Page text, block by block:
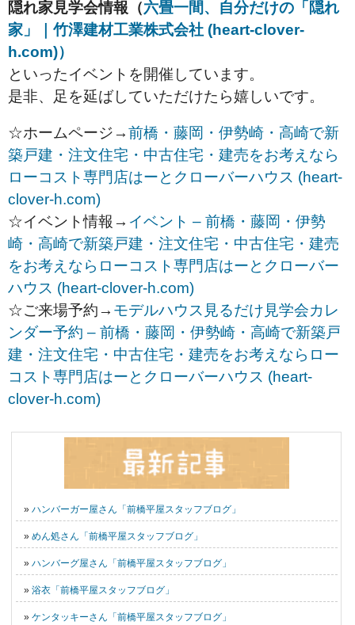
隠れ家見学会情報（六畳一間、自分だけの「隠れ
家」｜竹澤建材工業株式会社 (heart-clover-
h.com)）
といったイベントを開催しています。
是非、足を延ばしていただけたら嬉しいです。
☆ホームページ→前橋・藤岡・伊勢崎・高崎で新
築戸建・注文住宅・中古住宅・建売をお考えなら
ローコスト専門店はーとクローバーハウス (heart-
clover-h.com)
☆イベント情報→ イベント – 前橋・藤岡・伊勢
崎・高崎で新築戸建・注文住宅・中古住宅・建売
をお考えならローコスト専門店はーとクローバー
ハウス (heart-clover-h.com)
☆ご来場予約→ モデルハウス見るだけ見学会カレ
ンダー予約 – 前橋・藤岡・伊勢崎・高崎で新築戸
建・注文住宅・中古住宅・建売をお考えならロー
コスト専門店はーとクローバーハウス (heart-
clover-h.com)
» ハンバーガー屋さん「前橋平屋スタッフブログ」
» めん処さん「前橋平屋スタッフブログ」
» ハンバーグ屋さん「前橋平屋スタッフブログ」
» 浴衣「前橋平屋スタッフブログ」
» ケンタッキーさん「前橋平屋スタッフブログ」